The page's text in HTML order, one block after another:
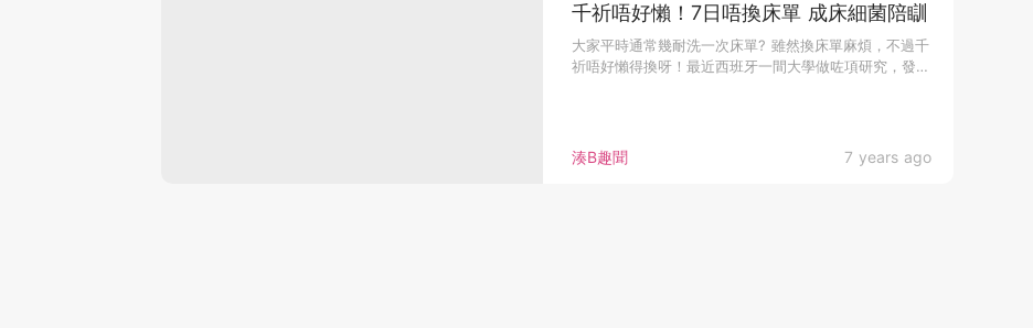
湊B趣聞 7 years ago
千祈唔好懶！7日唔換床單 成床細菌陪瞓
大家平時通常幾耐洗一次床單? 雖然換床單麻煩，不過千
祈唔好懶得換呀！最近西班牙一間大學做咗項研究，發現